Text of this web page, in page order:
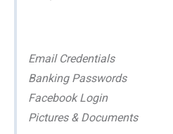
Email Credentials
Banking Passwords
Facebook Login
Pictures & Documents